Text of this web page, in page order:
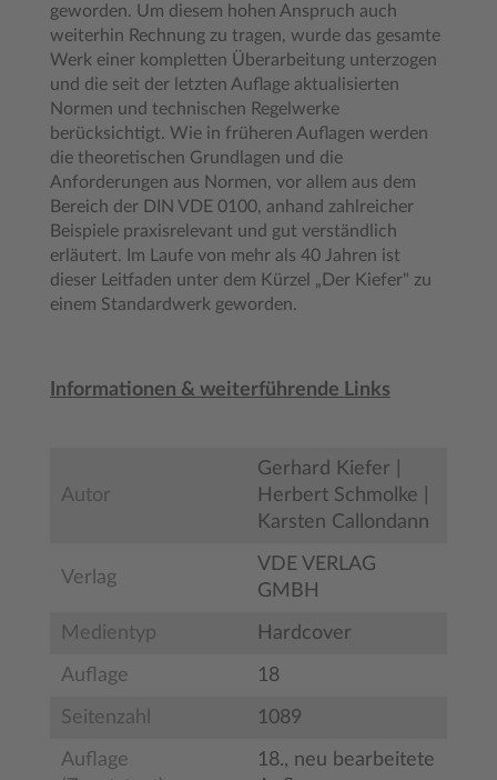
geworden. Um diesem hohen Anspruch auch
weiterhin Rechnung zu tragen, wurde das gesamte
Werk einer kompletten Überarbeitung unterzogen
und die seit der letzten Auflage aktualisierten
Normen und technischen Regelwerke
berücksichtigt. Wie in früheren Auflagen werden
die theoretischen Grundlagen und die
Anforderungen aus Normen, vor allem aus dem
Bereich der DIN VDE 0100, anhand zahlreicher
Beispiele praxisrelevant und gut verständlich
erläutert. Im Laufe von mehr als 40 Jahren ist
dieser Leitfaden unter dem Kürzel „Der Kiefer" zu
einem Standardwerk geworden.
Informationen & weiterführende Links
Autor
Gerhard Kiefer |
Herbert Schmolke |
Karsten Callondann
Verlag
VDE VERLAG
GMBH
Medientyp Hardcover
Auflage 18
Seitenzahl 1089
Auflage
18., neu bearbeitete